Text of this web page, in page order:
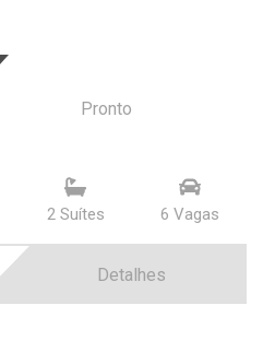
Pronto
2 Suí­tes 6 Vagas
Detalhes